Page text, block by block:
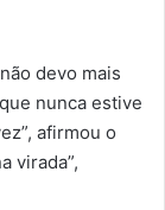
devo mais
nunca estive
afirmou o
virada”,